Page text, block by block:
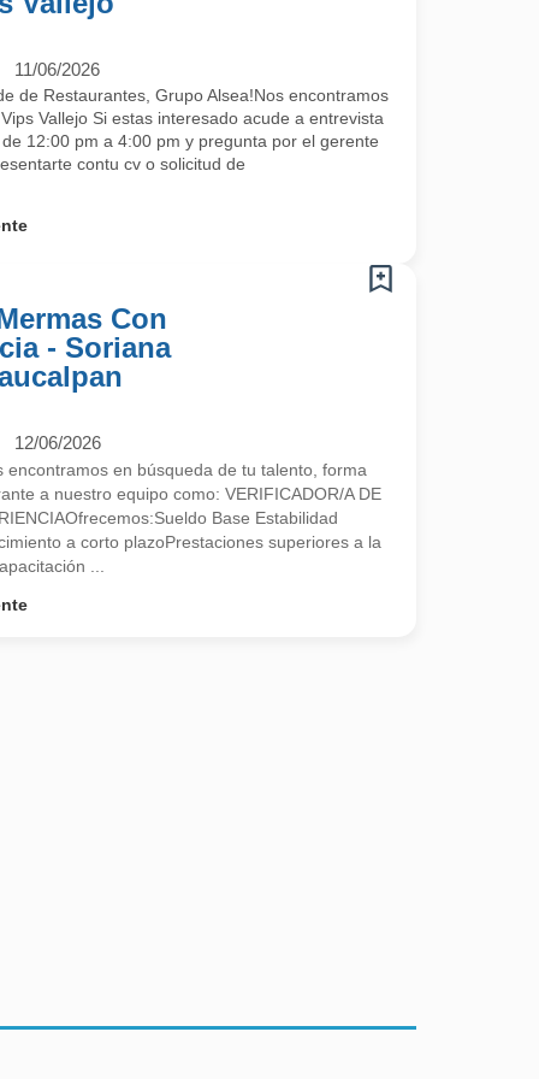
11/06/2026
de Restaurantes, Grupo Alsea!Nos encontramos
Vallejo Si estas interesado acude a entrevista
12:00 pm a 4:00 pm y pregunta por el gerente
contu cv o solicitud de
Con
- Soriana
12/06/2026
encontramos en búsqueda de tu talento, forma
a nuestro equipo como: VERIFICADOR/A DE
Base Estabilidad
a corto plazoPrestaciones superiores a la
...